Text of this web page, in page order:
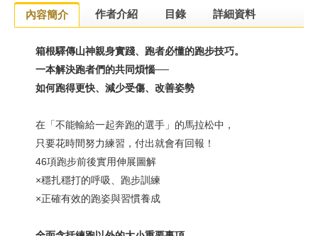
內容簡介 作者介紹 目錄 詳細資料
箱根驛傳山神親身實踐、跑者必懂的跑步技巧。
一本解決跑者們的共同煩惱──
如何跑得更快、減少受傷、改善姿勢
在「不能輸給一起奔跑的選手」的馬拉松中，
只要花時間努力練習，付出就會有回報！
46項跑步前後實用伸展圖解
×穩扎穩打的呼吸、跑步訓練
×正確有效的跑姿與習慣養成